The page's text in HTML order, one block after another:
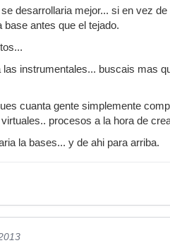
desarrollaria mejor... si en vez
antes que el tejado.
instrumentales... buscais mas
cuanta gente simplemente
procesos a la hora de
la bases... y de ahi para arriba.